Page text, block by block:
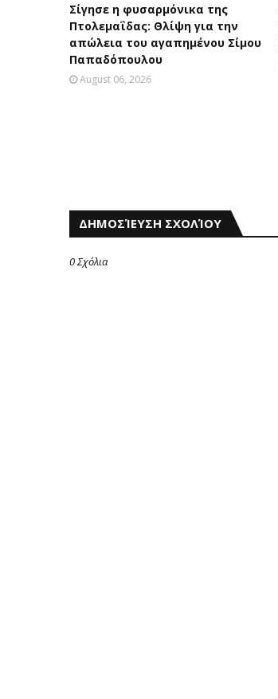
Σίγησε η φυσαρμόνικα της
Πτολεμαΐδας: Θλίψη για την
απώλεια του αγαπημένου Σίμου
Παπαδόπουλου
August 06, 2026
ΔΗΜΟΣΊΕΥΣΗ ΣΧΟΛΊΟΥ
0 Σχόλια